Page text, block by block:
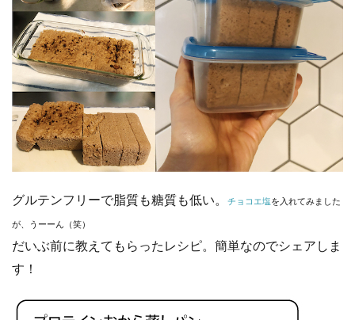
グルテンフリーで脂質も糖質も低い。 チョコエ塩を入れてみました
が、うーーん（笑）
だいぶ前に教えてもらったレシピ。 簡単なのでシェアしま
す！